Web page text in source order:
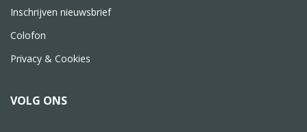
Inschrijven nieuwsbrief
Colofon
Privacy & Cookies
VOLG ONS